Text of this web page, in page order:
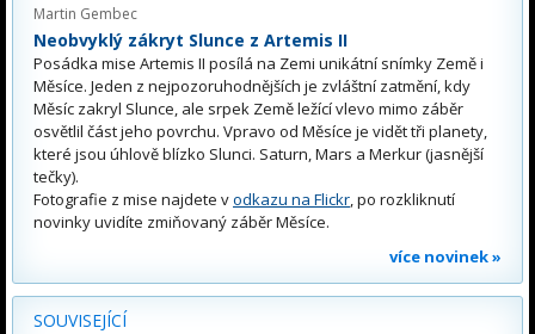
Martin Gembec
Neobvyklý zákryt Slunce z Artemis II
Posádka mise Artemis II posílá na Zemi unikátní snímky Země i
Měsíce. Jeden z nejpozoruhodnějších je zvláštní zatmění, kdy
Měsíc zakryl Slunce, ale srpek Země ležící vlevo mimo záběr
osvětlil část jeho povrchu. Vpravo od Měsíce je vidět tři planety,
které jsou úhlově blízko Slunci. Saturn, Mars a Merkur (jasnější
tečky).
Fotografie z mise najdete vodkazu na Flickr, po rozkliknutí
novinky uvidíte zmiňovaný záběr Měsíce.
více novinek »
SOUVISEJÍCÍ